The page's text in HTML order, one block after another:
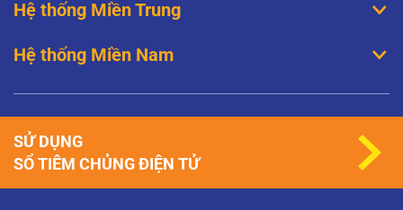
Hệ thống Miền Trung
Hệ thống Miền Nam
SỬ DỤNG
SỔ TIÊM CHỦNG ĐIỆN TỬ